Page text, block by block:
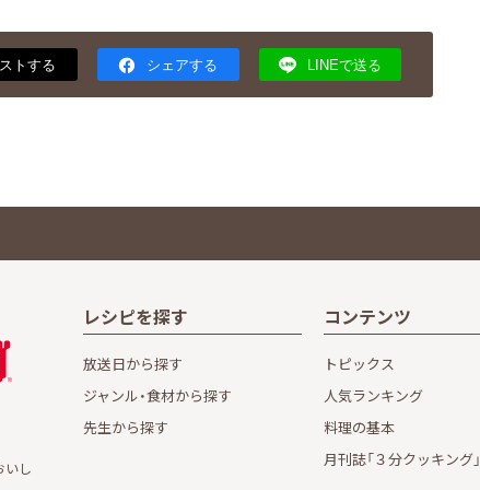
トする シェアする LINEで送る
いし
レシピを探す
放送日から探す
ジャンル・食材から探す
先生から探す
コンテンツ
トピックス
人気ランキング
料理の基本
月刊誌「３分クッキング」